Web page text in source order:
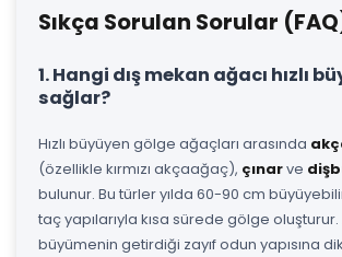
Sıkça Sorulan Sorular
1. Hangi dış mekan ağacı hızlı
sağlar?
Hızlı büyüyen gölge ağaçları arasında
(özellikle kırmızı akçaağaç), çınarve
bulunur. Bu türler yılda 60-90 cm
taç yapılarıyla kısa sürede gölge oluşturur.
büyümenin getirdiği zayıf odun yapısına